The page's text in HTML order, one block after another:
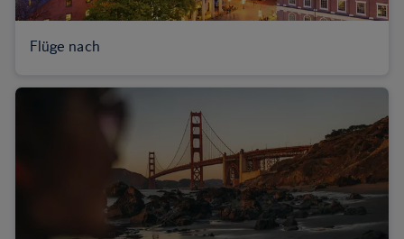
Flüge nach